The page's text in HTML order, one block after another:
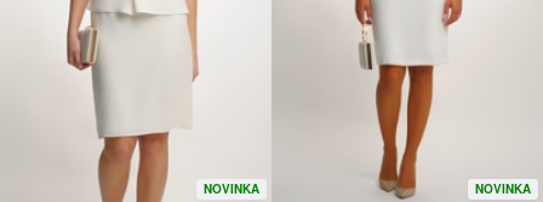
NOVINKA
NOVINKA